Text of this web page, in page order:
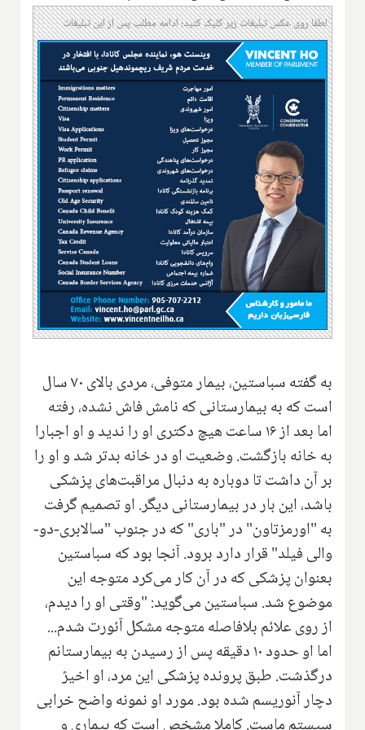
لطفا روی عکس تبلیغات زیر کلیک کنید؛ ادامه مطلب پس از این تبلیغات
به گفته سباستین، بیمار متوفی، مردی بالای ۷۰ سال
است که به بیمارستانی که نامش فاش نشده، رفته
اما بعد از ۱۶ ساعت هیچ دکتری او را ندید و او اجبارا
به خانه بازگشت. وضعیت او در خانه بدتر شد و او را
بر آن داشت تا دوباره به دنبال مراقبت‌های پزشکی
باشد، این بار در بیمارستانی دیگر. او تصمیم گرفت
به "اورمزتاون" در "باری" که در جنوب "سالابری-دو-
والی فیلد" قرار دارد برود. آنجا بود که سباستین
بعنوان پزشکی که در آن کار می‌کرد متوجه این
موضوع شد. سباستین می‌گوید: "وقتی او را دیدم،
از روی علائم بلافاصله متوجه مشکل آئورت شدم...
اما او حدود ۱۰ دقیقه پس از رسیدن به بیمارستانم
درگذشت. طبق پرونده پزشکی این مرد، او اخیرً
دچار آنوریسم شده بود. مورد او نمونه واضح خرابی